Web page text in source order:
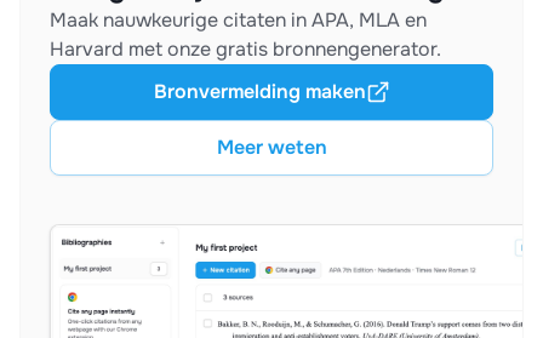
Maak nauwkeurige citaten in APA, MLA en
Harvard met onze gratis bronnengenerator.
Meer weten
Bronvermelding maken